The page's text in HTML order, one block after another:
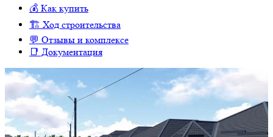
💰 Как купить
🏗 Ход строительства
💬 Отзывы и комплексе
📑 Документация